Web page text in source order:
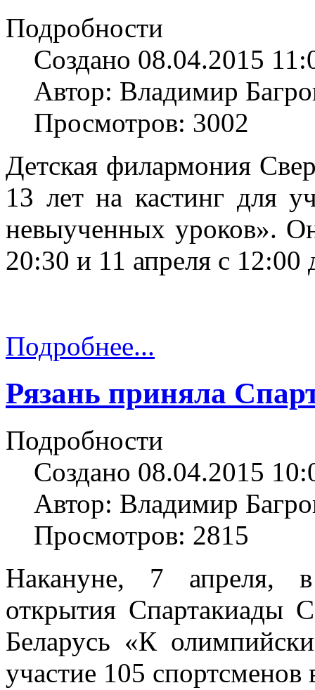
Подробности
Создано 08.04.2015
Автор: Владимир
Просмотров: 3002
Детская филармония
13 лет на кастинг для
невыученных уроков».
20:30 и 11 апреля с 12:00
Подробнее...
Рязань приняла
Подробности
Создано 08.04.2015
Автор: Владимир
Просмотров: 2815
Накануне, 7 апреля,
открытия Спартакиады
Беларусь «К
участие 105 спортсменов